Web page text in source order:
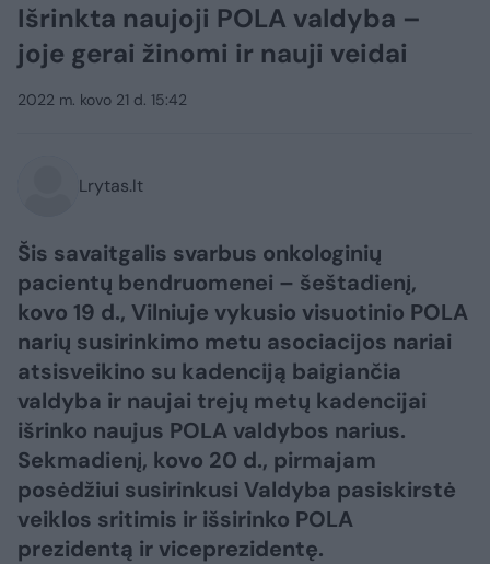
Išrinkta naujoji POLA valdyba –
joje gerai žinomi ir nauji veidai
2022 m. kovo 21 d. 15:42
Lrytas.lt
Šis savaitgalis svarbus onkologinių
pacientų bendruomenei – šeštadienį,
kovo 19 d., Vilniuje vykusio visuotinio POLA
narių susirinkimo metu asociacijos nariai
atsisveikino su kadenciją baigiančia
valdyba ir naujai trejų metų kadencijai
išrinko naujus POLA valdybos narius.
Sekmadienį, kovo 20 d., pirmajam
posėdžiui susirinkusi Valdyba pasiskirstė
veiklos sritimis ir išsirinko POLA
prezidentą ir viceprezidentę.